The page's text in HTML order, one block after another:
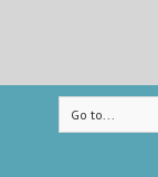
Go to...